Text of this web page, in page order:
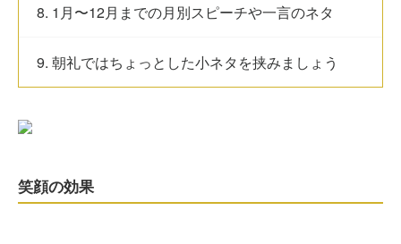
8. 1月〜12月までの月別スピーチや一言のネタ
9. 朝礼ではちょっとした小ネタを挟みましょう
笑顔の効果